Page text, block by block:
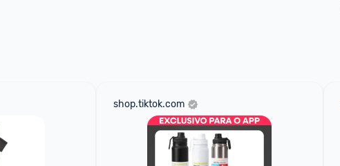
shop.tiktok.com